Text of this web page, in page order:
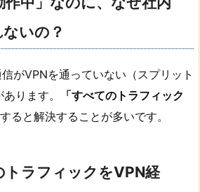
いの？
がVPNを通っていない（スプリット
ります。
「すべてのトラフィック
ると解決することが多いです。
トラフィックをVPN経